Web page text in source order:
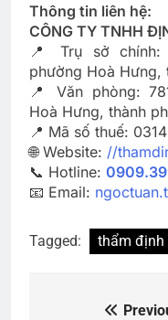
Thông tin liên hệ:
CÔNG TY TNHH
📍 Trụ sở chính:
phường Hoà Hưng,
📍 Văn phòng:
Hoà Hưng, thành
📍 Mã số thuế:
🌐 Website: //
📞 Hotline:
📧 Email:
Tagged: thẩm định